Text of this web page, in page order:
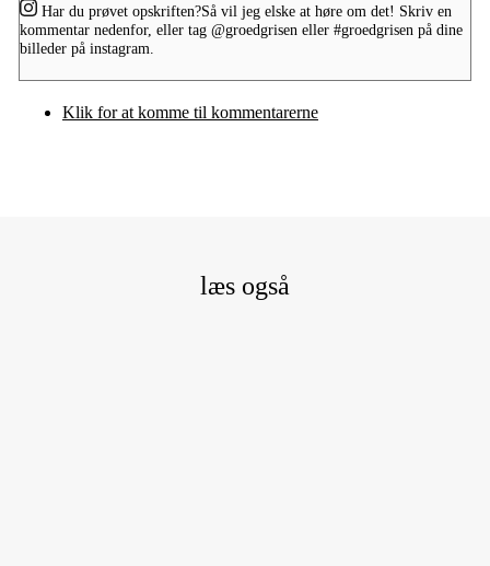
Har du prøvet opskriften?Så vil jeg elske at høre om det! Skriv en
kommentar nedenfor, eller tag @groedgrisen eller #groedgrisen på dine
billeder på instagram.
Klik for at komme til kommentarerne
læs også